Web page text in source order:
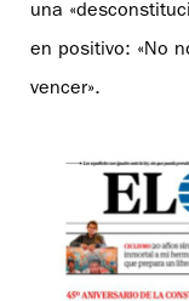
una
en positivo: «No
vencer».